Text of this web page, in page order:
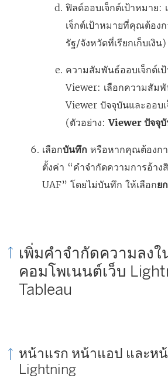
ฟิลด์ออบเจ็กต์เป้าหมาย:
เจ็กต์เป้าหมายที่คุณต้อง
รัฐ/จังหวัดที่เรียกเก็บเงิน)
ความสัมพันธ์ออบเจ็กต์เ
Viewer: เลือกความสัมพั
Viewer ปัจจุบันและออบ
(ตัวอย่าง:Viewer ปัจจุ
เลือกบันทึก หรือหากคุณต้องก
ตั้งค่า “คำจำกัดความการอ้าง
UAF” โดยไม่บันทึก ให้เลือกย
เพิ่มคำจำกัดความลง
คอมโพเนนต์เว็บ
Tableau
หน้าแรก หน้าแอป และห
Lightning